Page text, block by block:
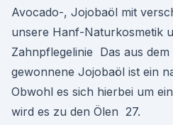
Avocado-, Jojobaöl mit
unsere Hanf-Naturkosmetik
Zahnpflegelinie Das aus
gewonnene Jojobaöl ist ein
Obwohl es sich hierbei um
wird es zu den Ölen 27.